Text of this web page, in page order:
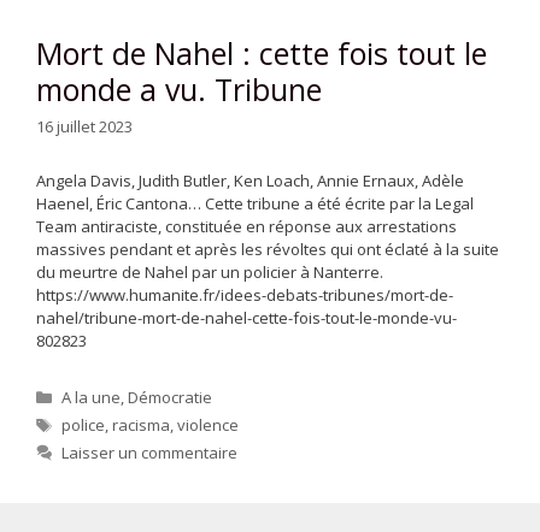
Mort de Nahel : cette fois tout le
monde a vu. Tribune
16 juillet 2023
Angela Davis, Judith Butler, Ken Loach, Annie Ernaux, Adèle
Haenel, Éric Cantona… Cette tribune a été écrite par la Legal
Team antiraciste, constituée en réponse aux arrestations
massives pendant et après les révoltes qui ont éclaté à la suite
du meurtre de Nahel par un policier à Nanterre.
https://www.humanite.fr/idees-debats-tribunes/mort-de-
nahel/tribune-mort-de-nahel-cette-fois-tout-le-monde-vu-
802823
Catégories
A la une,Démocratie
Étiquettes
police,racisma,violence
Laisser un commentaire